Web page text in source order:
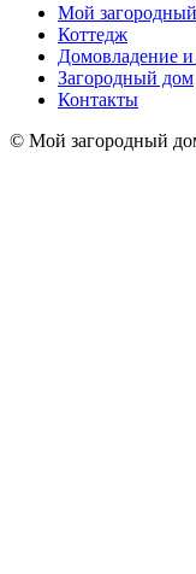
Мой
Коттедж
Домовладение и
Загородный дом
Контакты
© Мой загородный